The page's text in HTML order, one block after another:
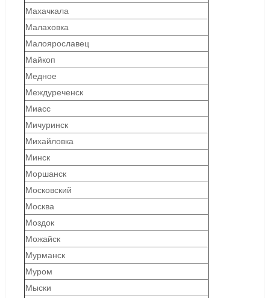
Махачкала
Малаховка
Малоярославец
Майкоп
Медное
Междуреченск
Миасс
Мичуринск
Михайловка
Минск
Моршанск
Московский
Москва
Моздок
Можайск
Мурманск
Муром
Мыски